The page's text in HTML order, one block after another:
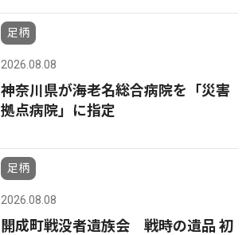
足柄
2026.08.08
神奈川県が海老名総合病院を「災害
拠点病院」に指定
足柄
2026.08.08
開成町戦没者遺族会 戦時の遺品 初